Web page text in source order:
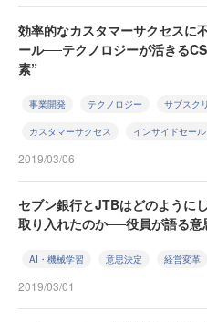
効率的なカスタマーサクセスに
ール──テクノロジーが活きる
素”
事業開発 テクノロジー サブスク
カスタマーサクセス インサイドセー
2019/03/06
セブン銀行とJTBはどのように
取り入れたのか──役員が語る意
AI・機械学習 意思決定 経営変革
2019/03/01